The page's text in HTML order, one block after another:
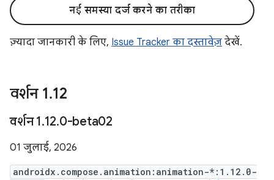
नई समस्या दर्ज करने का तरीका
ज़्यादा जानकारी के लिए, Issue Tracker का दस्तावेज़ देखें.
वर्शन 1.12
वर्शन 1.12.0-beta02
01 जुलाई, 2026
androidx.compose.animation:animation-*:1.12.0-